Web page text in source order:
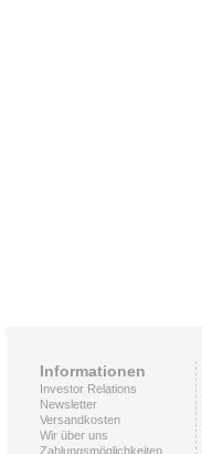
Informationen
Investor Relations
Newsletter
Versandkosten
Wir über uns
Zahlungsmöglichkeiten